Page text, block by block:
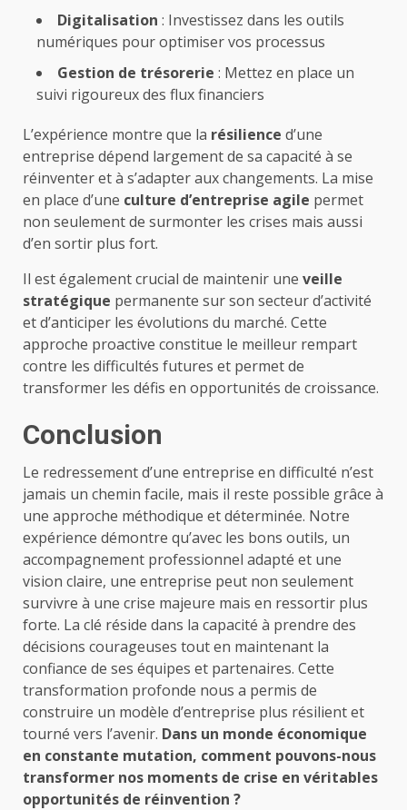
Digitalisation : Investissez dans les outils
numériques pour optimiser vos processus
Gestion de trésorerie : Mettez en place un
suivi rigoureux des flux financiers
L’expérience montre que la résilience d’une
entreprise dépend largement de sa capacité à se
réinventer et à s’adapter aux changements. La mise
en place d’une culture d’entreprise agile permet
non seulement de surmonter les crises mais aussi
d’en sortir plus fort.
Il est également crucial de maintenir une veille
stratégique permanente sur son secteur d’activité
et d’anticiper les évolutions du marché. Cette
approche proactive constitue le meilleur rempart
contre les difficultés futures et permet de
transformer les défis en opportunités de croissance.
Conclusion
Le redressement d’une entreprise en difficulté n’est
jamais un chemin facile, mais il reste possible grâce à
une approche méthodique et déterminée. Notre
expérience démontre qu’avec les bons outils, un
accompagnement professionnel adapté et une
vision claire, une entreprise peut non seulement
survivre à une crise majeure mais en ressortir plus
forte. La clé réside dans la capacité à prendre des
décisions courageuses tout en maintenant la
confiance de ses équipes et partenaires. Cette
transformation profonde nous a permis de
construire un modèle d’entreprise plus résilient et
tourné vers l’avenir. Dans un monde économique
en constante mutation, comment pouvons-nous
transformer nos moments de crise en véritables
opportunités de réinvention ?